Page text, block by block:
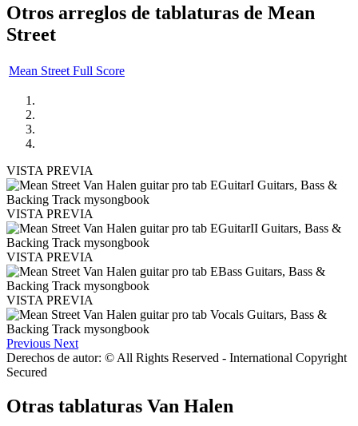
Otros arreglos de tablaturas de Mean
Street
Mean Street Full Score
VISTA PREVIA
VISTA PREVIA
VISTA PREVIA
VISTA PREVIA
Previous Next
Derechos de autor: © All Rights Reserved - International Copyright
Secured
Otras tablaturas Van Halen